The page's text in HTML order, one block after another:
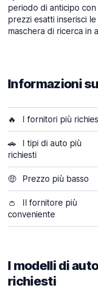
periodo di anticipo
prezzi esatti inserisci
maschera di ricerca in
Informazioni
🔥 I fornitori più
🚗
I tipi di auto più
richiesti
🤑 Prezzo più basso
👛
Il fornitore più
conveniente
I modelli di
richiesti